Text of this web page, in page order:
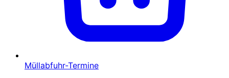
Müllabfuhr-Termine